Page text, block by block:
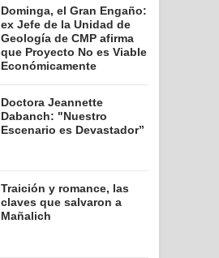
Dominga, el Gran Engaño:
ex Jefe de la Unidad de
Geología de CMP afirma
que Proyecto No es Viable
Económicamente
Doctora Jeannette
Dabanch: "Nuestro
Escenario es Devastador”
Traición y romance, las
claves que salvaron a
Mañalich